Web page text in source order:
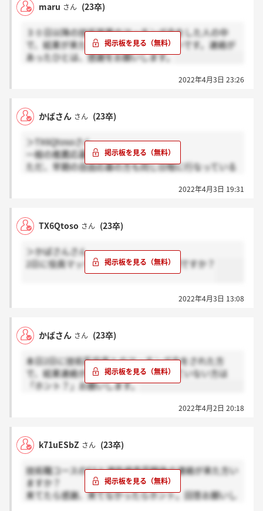
maru さん (23卒)
３０日以降の技術営業のマッチング会をした人の中
で、結果が来た人を教えていただきたいです。連絡が
あったひとは、感謝をお願いします。
2022年4月3日 23:26
かばさん さん (23卒)
＞TX6Qtosoさん
一般の推薦応募です。
ただ、早期の自由応募の方も同じ日程に行なっている
2022年4月3日 19:31
TX6Qtoso さん (23卒)
＞かばさんさん
2日に役員マッチングされてる方は早期ですか？
2022年4月3日 13:08
かばさん さん (23卒)
本日2日に技術系役員とのマッチング会をされた方
で、結果連絡が来た方は「感謝」、きていない方は
「ホント？」お願いします。
2022年4月2日 20:18
k71uESbZ さん (23卒)
技術職コースのESと適性検査受験後の連絡が来た方い
ますか？
来てたら感謝、来てなかったらホント。回答お願いし